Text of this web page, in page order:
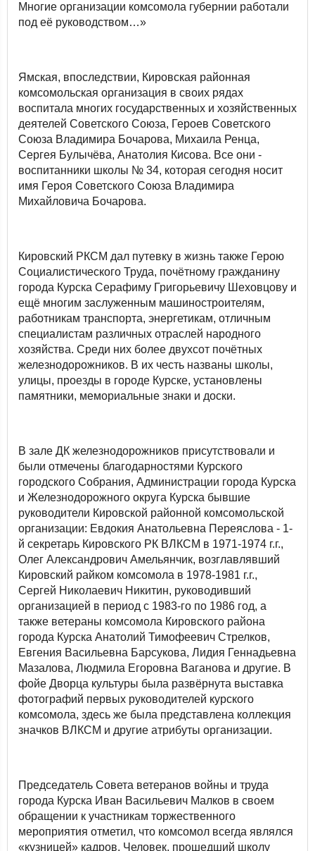
Многие организации комсомола губернии работали
под её руководством…»
Ямская, впоследствии, Кировская районная
комсомольская организация в своих рядах
воспитала многих государственных и хозяйственных
деятелей Советского Союза, Героев Советского
Союза Владимира Бочарова, Михаила Ренца,
Сергея Булычёва, Анатолия Кисова. Все они -
воспитанники школы № 34, которая сегодня носит
имя Героя Советского Союза Владимира
Михайловича Бочарова.
Кировский РКСМ дал путевку в жизнь также Герою
Социалистического Труда, почётному гражданину
города Курска Серафиму Григорьевичу Шеховцову и
ещё многим заслуженным машиностроителям,
работникам транспорта, энергетикам, отличным
специалистам различных отраслей народного
хозяйства. Среди них более двухсот почётных
железнодорожников. В их честь названы школы,
улицы, проезды в городе Курске, установлены
памятники, мемориальные знаки и доски.
В зале ДК железнодорожников присутствовали и
были отмечены благодарностями Курского
городского Собрания, Администрации города Курска
и Железнодорожного округа Курска бывшие
руководители Кировской районной комсомольской
организации: Евдокия Анатольевна Переяслова - 1-
й секретарь Кировского РК ВЛКСМ в 1971-1974 г.г.,
Олег Александрович Амельянчик, возглавлявший
Кировский райком комсомола в 1978-1981 г.г.,
Сергей Николаевич Никитин, руководивший
организацией в период с 1983-го по 1986 год, а
также ветераны комсомола Кировского района
города Курска Анатолий Тимофеевич Стрелков,
Евгения Васильевна Барсукова, Лидия Геннадьевна
Мазалова, Людмила Егоровна Ваганова и другие. В
фойе Дворца культуры была развёрнута выставка
фотографий первых руководителей курского
комсомола, здесь же была представлена коллекция
значков ВЛКСМ и другие атрибуты организации.
Председатель Совета ветеранов войны и труда
города Курска Иван Васильевич Малков в своем
обращении к участникам торжественного
мероприятия отметил, что комсомол всегда являлся
«кузницей» кадров. Человек, прошедший школу